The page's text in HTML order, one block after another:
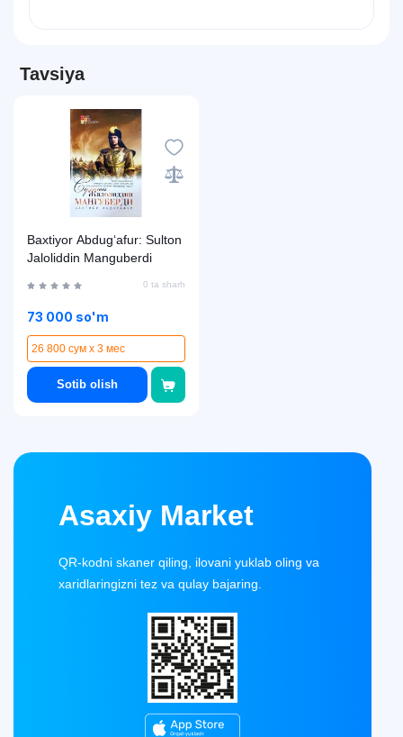
Tavsiya
Baxtiyor Abdug‘afur: Sulton
Jaloliddin Manguberdi
0 ta sharh
73 000 so'm
26 800 сум x 3 мес
Sotib olish
Asaxiy Market
QR-kodni skaner qiling, ilovani yuklab oling va
xaridlaringizni tez va qulay bajaring.